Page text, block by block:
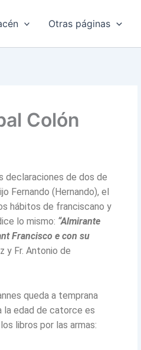
Otras páginas
Colón
declaraciones de dos de
Fernando (Hernando), el
hábitos de franciscano y
lo mismo: “Almirante
Francisco e con su
y Fr. Antonio de
queda a temprana
la edad de catorce es
libros por las armas: